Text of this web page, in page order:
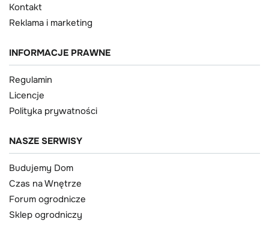
Kontakt
Reklama i marketing
INFORMACJE PRAWNE
Regulamin
Licencje
Polityka prywatności
NASZE SERWISY
Budujemy Dom
Czas na Wnętrze
Forum ogrodnicze
Sklep ogrodniczy